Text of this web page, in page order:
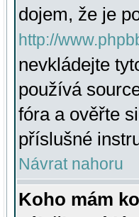
dojem, že je
http://
nevkládejte
používá
fóra a ověřte
příslušné
Návrat nahoru
Koho mám